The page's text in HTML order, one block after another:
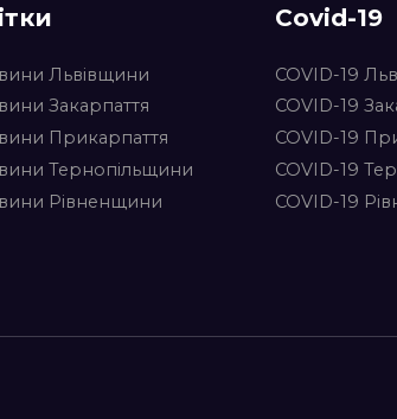
Львівщини
Закарпаття
Прикарпаття
Тернопільщини
Рівненщини
Covid-19
COVID-19
COVID-19
COVID-19
COVID-19
COVID-19